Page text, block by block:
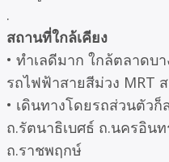
.
สถานที่ใกล้เคียง
• ทำเลดีมาก ใกล้ตลาดบ
รถไฟฟ้าสายสีม่วง MRT
• เดินทางโดยรถส่วนตัว
ถ.รัตนาธิเบศธ์ ถ.นครอิน
ถ.ราชพฤกษ์